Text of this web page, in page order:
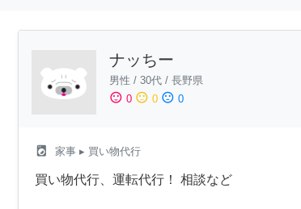
ナッちー
男性 / 30代 / 長野県
sentiment_satisfied 0 sentiment_neutral 0 sentiment_dissatisfied 0
local_laundry_service 家事 ▸ 買い物代行
買い物代行、運転代行！ 相談など